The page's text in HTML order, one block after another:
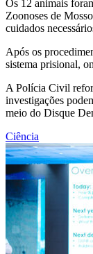
Os 12 animais
Zoonoses de
cuidados
Após os
sistema prisional,
A Polícia Civil
investigações
meio do Disque
Ciência